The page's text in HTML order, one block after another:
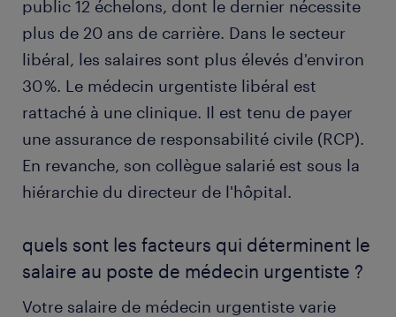
public 12 échelons, dont le dernier nécessite
plus de 20 ans de carrière. Dans le secteur
libéral, les salaires sont plus élevés d'environ
30 %. Le médecin urgentiste libéral est
rattaché à une clinique. Il est tenu de payer
une assurance de responsabilité civile (RCP).
En revanche, son collègue salarié est sous la
hiérarchie du directeur de l'hôpital.
quels sont les facteurs qui déterminent le
salaire au poste de médecin urgentiste ?
Votre salaire de médecin urgentiste varie